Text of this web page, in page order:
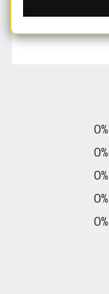
0%
0%
0%
0%
0%